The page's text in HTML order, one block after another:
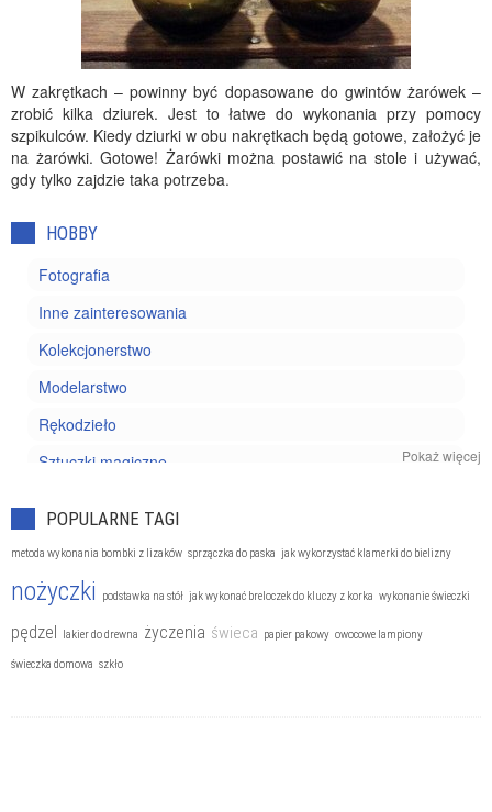
W zakrętkach – powinny być dopasowane do gwintów żarówek –
zrobić kilka dziurek. Jest to łatwe do wykonania przy pomocy
szpikulców. Kiedy dziurki w obu nakrętkach będą gotowe, założyć je
na żarówki. Gotowe! Żarówki można postawić na stole i używać,
gdy tylko zajdzie taka potrzeba.
HOBBY
Fotografia
Inne zainteresowania
Kolekcjonerstwo
Modelarstwo
Rękodzieło
Sztuczki magiczne
Pokaż więcej
POPULARNE TAGI
metoda wykonania bombki z lizaków sprzączka do paska jak wykorzystać klamerki do bielizny
nożyczki podstawka na stół jak wykonać breloczek do kluczy z korka wykonanie świeczki
pędzel lakier do drewna życzenia świeca papier pakowy owocowe lampiony
świeczka domowa szkło